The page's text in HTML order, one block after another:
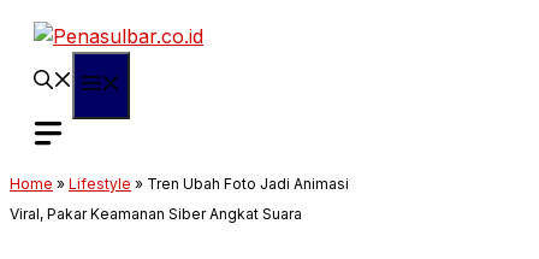
Langsung
Home » Lifestyle » Tren Ubah Foto Jadi Animasi
Viral, Pakar Keamanan Siber Angkat Suara